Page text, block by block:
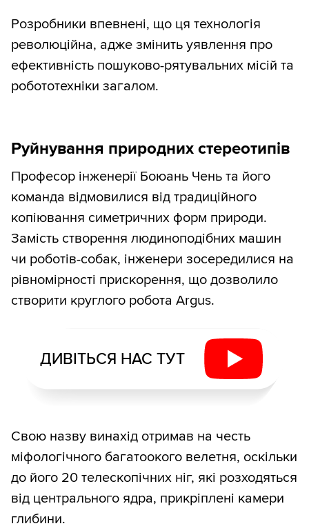
Розробники впевнені, що ця технологія
революційна, адже змінить уявлення про
ефективність пошуково-рятувальних місій та
робототехніки загалом.
Руйнування природних стереотипів
Професор інженерії Боюань Чень та його
команда відмовилися від традиційного
копіювання симетричних форм природи.
Замість створення людиноподібних машин
чи роботів-собак, інженери зосередилися на
рівномірності прискорення, що дозволило
створити круглого робота Argus.
ДИВІТЬСЯ НАС ТУТ
Свою назву винахід отримав на честь
міфологічного багатоокого велетня, оскільки
до його 20 телескопічних ніг, які розходяться
від центрального ядра, прикріплені камери
глибини.